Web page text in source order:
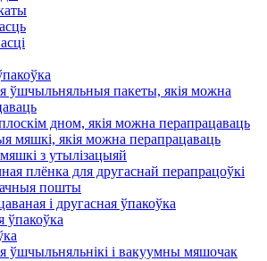
ўшчыльняльныя пакеты, якія можна
дном, якія можна перапрацаваць
мяшкі, якія можна перапрацаваць
з утылізацыяй
плёнка для другаснай перапрацоўкі
пошты
і другасная ўпакоўка
ўпакоўка
ўшчыльняльнікі і вакуумны мяшочак